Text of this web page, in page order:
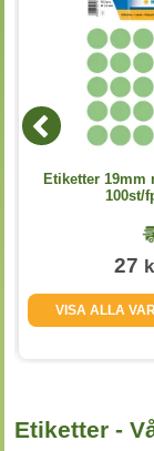
Etiketter 19mm
100st/
27
VISA ALLA
Etiketter -